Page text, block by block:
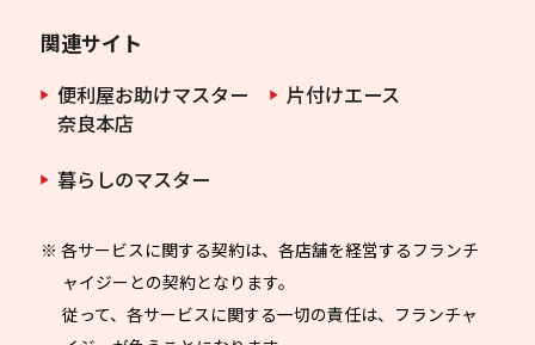
関連サイト
便利屋お助けマスター
奈良本店
片付けエース
暮らしのマスター
※ 各サービスに関する契約は、各店舗を経営するフランチ
ャイジーとの契約となります。
従って、各サービスに関する一切の責任は、フランチャ